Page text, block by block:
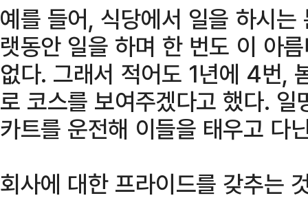
예를 들어, 식당에서 일을 하시
랫동안 일을 하며 한 번도 이 아
없다. 그래서 적어도 1년에 4번,
로 코스를 보여주겠다고 했다.
카트를 운전해 이들을 태우고 다
회사에 대한 프라이드를 갖추는